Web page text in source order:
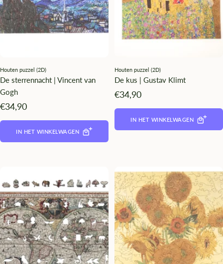
Houten puzzel (2D)
De sterrennacht | Vincent van
Gogh
Angebotspreis
€34,90
IN HET WINKELWAGEN
Houten puzzel (2D)
De kus | Gustav Klimt
Angebotspreis
€34,90
IN HET WINKELWAGEN